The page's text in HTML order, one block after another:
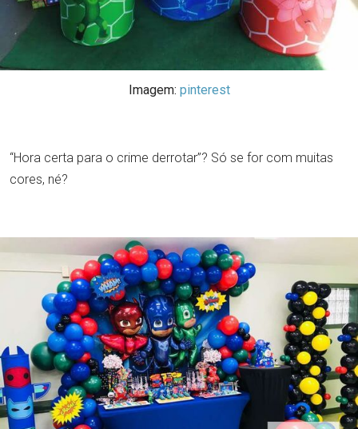
Imagem: pinterest
“Hora certa para o crime derrotar”? Só se for com muitas
cores, né?